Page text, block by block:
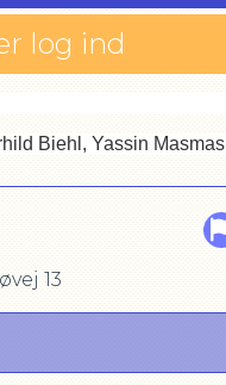
log ind
Biehl, Yassin Masmas
13